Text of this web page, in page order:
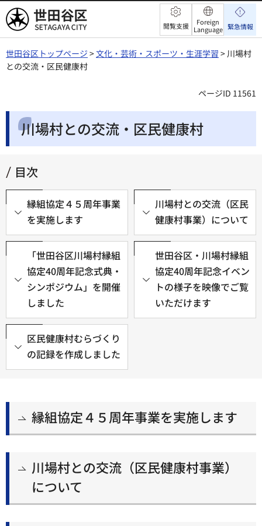
世田谷区 閲覧支援
Foreign
Language 緊急情報
世田谷区トップページ >文化・芸術・スポーツ・生涯学習 > 川場村
との交流・区民健康村
ページID 11561
川場村との交流・区民健康村
目次
縁組協定４５周年事業
を実施します
川場村との交流（区民
健康村事業）について
「世田谷区川場村縁組
協定40周年記念式典・
シンポジウム」を開催
しました
世田谷区・川場村縁組
協定40周年記念イベン
トの様子を映像でご覧
いただけます
区民健康村むらづくり
の記録を作成しました
縁組協定４５周年事業を実施します
川場村との交流（区民健康村事業）
について